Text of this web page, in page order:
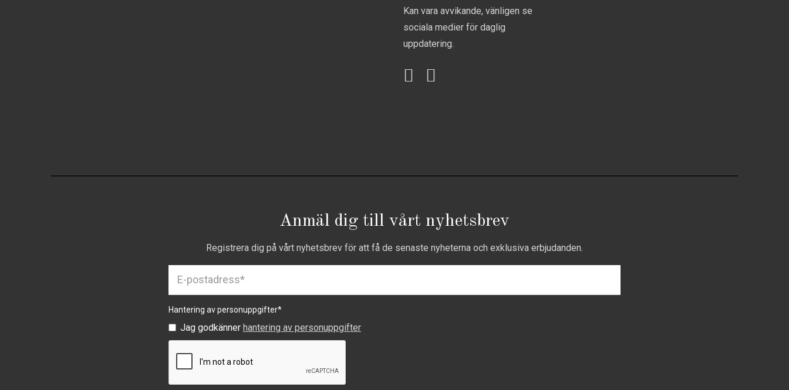
Kan vara avvikande, vänligen se
sociala medier för daglig
uppdatering.
Anmäl dig till vårt nyhetsbrev
Registrera dig på vårt nyhetsbrev för att få de senaste nyheterna och exklusiva erbjudanden.
Hantering av personuppgifter*
Jag godkänner hantering av personuppgifter